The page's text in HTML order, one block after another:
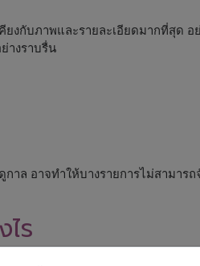
ยงกับภาพและรายละเอียดมากที่สุด
างราบรื่น
าล อาจทำให้บางรายการไม่สามาร
ร